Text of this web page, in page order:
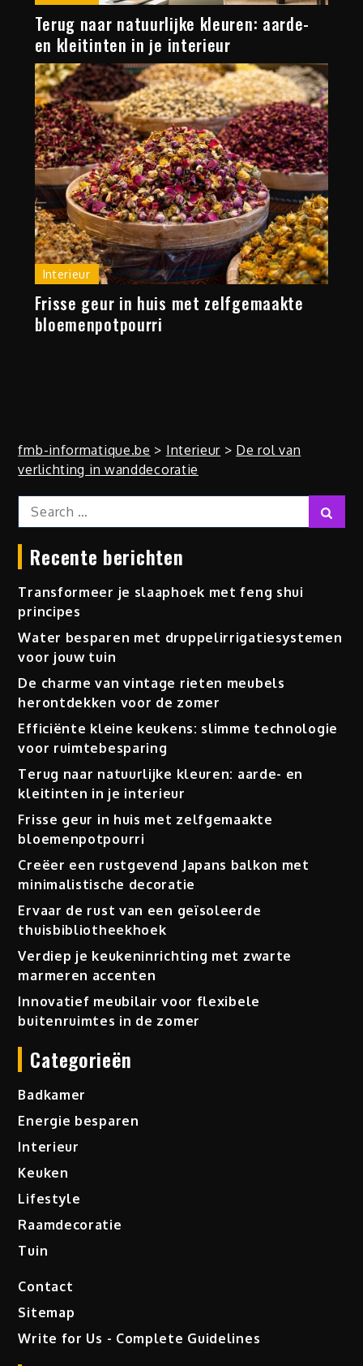
Terug naar natuurlijke kleuren: aarde-
en kleitinten in je interieur
Interieur
Frisse geur in huis met zelfgemaakte
bloemenpotpourri
fmb-informatique.be > Interieur > De rol van
verlichting in wanddecoratie
Search
for:
Recente berichten
Transformeer je slaaphoek met feng shui
principes
Water besparen met druppelirrigatiesystemen
voor jouw tuin
De charme van vintage rieten meubels
herontdekken voor de zomer
Efficiënte kleine keukens: slimme technologie
voor ruimtebesparing
Terug naar natuurlijke kleuren: aarde- en
kleitinten in je interieur
Frisse geur in huis met zelfgemaakte
bloemenpotpourri
Creëer een rustgevend Japans balkon met
minimalistische decoratie
Ervaar de rust van een geïsoleerde
thuisbibliotheekhoek
Verdiep je keukeninrichting met zwarte
marmeren accenten
Innovatief meubilair voor flexibele
buitenruimtes in de zomer
Categorieën
Badkamer
Energie besparen
Interieur
Keuken
Lifestyle
Raamdecoratie
Tuin
Contact
Sitemap
Write for Us - Complete Guidelines